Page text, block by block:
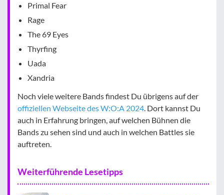
Primal Fear
Rage
The 69 Eyes
Thyrfing
Uada
Xandria
Noch viele weitere Bands findest Du übrigens auf der
offiziellen Webseite des W:O:A 2024. Dort kannst Du
auch in Erfahrung bringen, auf welchen Bühnen die
Bands zu sehen sind und auch in welchen Battles sie
auftreten.
Weiterführende Lesetipps